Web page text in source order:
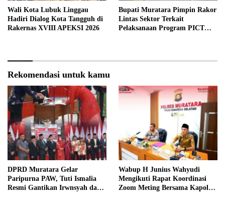
Wali Kota Lubuk Linggau
Hadiri Dialog Kota Tangguh di
Rakernas XVIII APEKSI 2026
Bupati Muratara Pimpin Rakor
Lintas Sektor Terkait
Pelaksanaan Program PICT
Rekomendasi untuk kamu
DPRD Muratara Gelar
Paripurna PAW, Tuti Ismalia
Resmi Gantikan Irwnsyah dari
Wabup H Junius Wahyudi
Mengikuti Rapat Koordinasi
Zoom Meting Bersama Kapolres